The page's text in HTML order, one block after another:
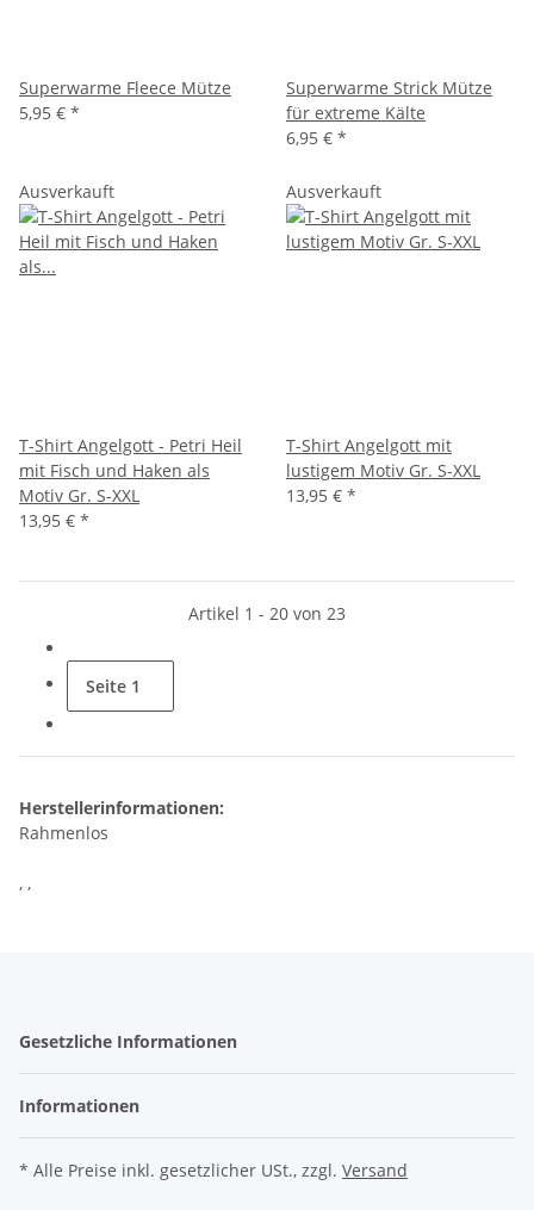
Superwarme Fleece Mütze
5,95 € *
Superwarme Strick Mütze
für extreme Kälte
6,95 € *
Ausverkauft
T-Shirt Angelgott - Petri Heil
mit Fisch und Haken als
Motiv Gr. S-XXL
13,95 € *
Ausverkauft
T-Shirt Angelgott mit
lustigem Motiv Gr. S-XXL
13,95 € *
Artikel 1 - 20 von 23
Seite 1
Herstellerinformationen:
Rahmenlos
, ,
Gesetzliche Informationen
Informationen
* Alle Preise inkl. gesetzlicher USt., zzgl. Versand